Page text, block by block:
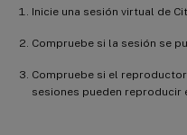
Inicie una sesión virtual de
Compruebe si la sesión se
Compruebe si el
sesiones pueden reproducir